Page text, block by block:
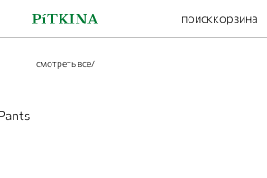
поисккорзина
смотреть все/